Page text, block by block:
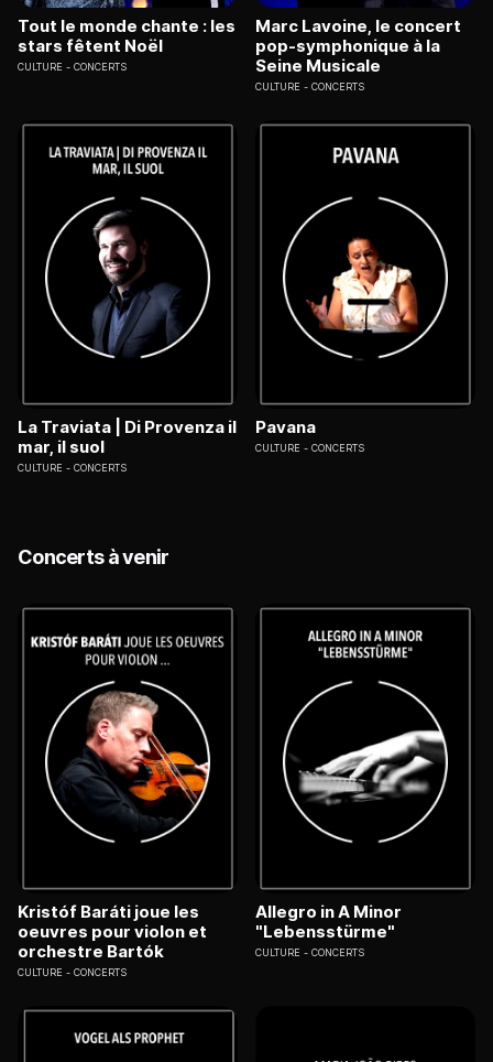
Tout le monde chante : les
stars fêtent Noël
CULTURE CONCERTS
Marc Lavoine, le concert
pop-symphonique à la
Seine Musicale
CULTURE CONCERTS
La Traviata | Di Provenza il
mar, il suol
CULTURE CONCERTS
Pavana
CULTURE CONCERTS
Concerts à venir
Kristóf Baráti joue les
oeuvres pour violon et
orchestre Bartók
CULTURE CONCERTS
Allegro in A Minor
"Lebensstürme"
CULTURE CONCERTS